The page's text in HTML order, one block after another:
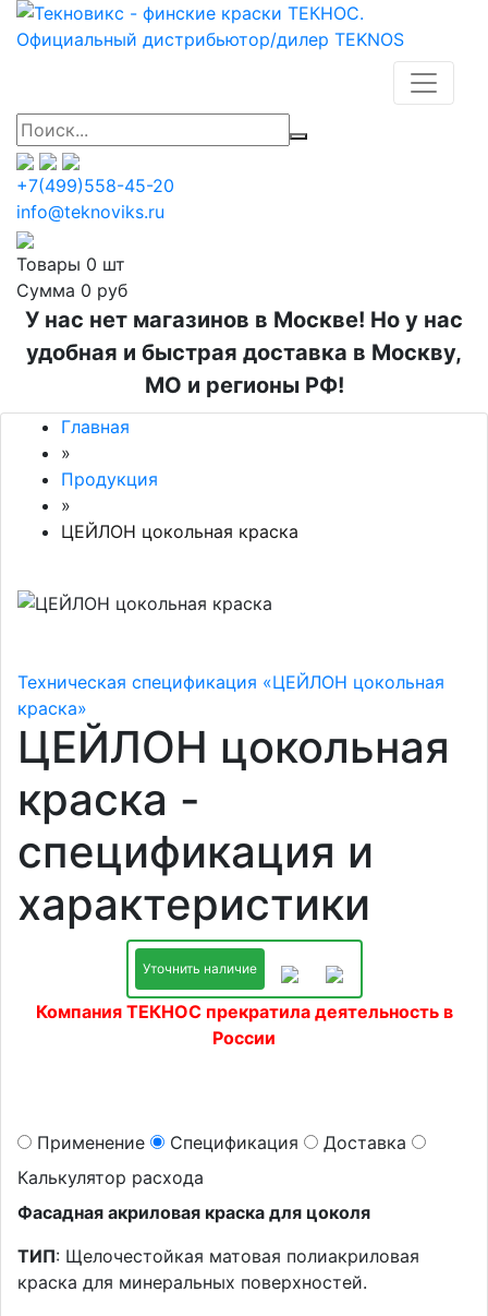
+7(499)558-45-20
info@teknoviks.ru
Товары 0 шт
Сумма 0 руб
У нас нет магазинов в Москве! Но у нас
удобная и быстрая доставка в Москву,
МО и регионы РФ!
Главная
»
Продукция
»
ЦЕЙЛОН цокольная краска
Техническая спецификация «ЦЕЙЛОН цокольная
краска»
ЦЕЙЛОН цокольная
краска -
спецификация и
характеристики
Уточнить наличие
Компания ТЕКНОС прекратила деятельность в
России
Применение Спецификация
Доставка
Калькулятор расхода
Фасадная акриловая краска для цоколя
ТИП: Щелочестойкая матовая полиакриловая
краска для минеральных поверхностей.